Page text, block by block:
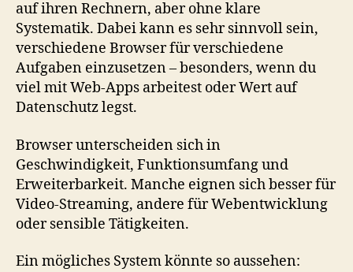
auf ihren Rechnern, aber ohne klare
Systematik. Dabei kann es sehr sinnvoll sein,
verschiedene Browser für verschiedene
Aufgaben einzusetzen – besonders, wenn du
viel mit Web-Apps arbeitest oder Wert auf
Datenschutz legst.
Browser unterscheiden sich in
Geschwindigkeit, Funktionsumfang und
Erweiterbarkeit. Manche eignen sich besser für
Video‑Streaming, andere für Webentwicklung
oder sensible Tätigkeiten.
Ein mögliches System könnte so aussehen: